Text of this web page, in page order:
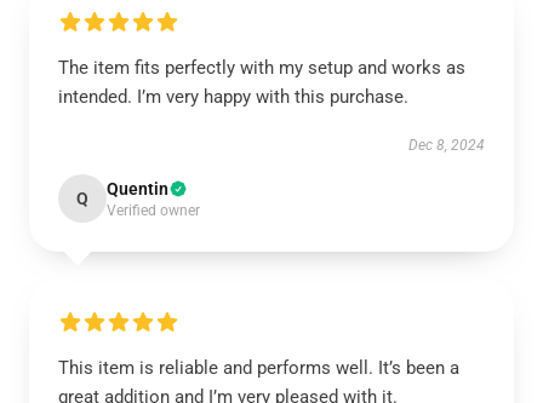
The item fits perfectly with my setup and works as
intended. I’m very happy with this purchase.
Dec 8, 2024
Q Quentin
Verified owner
This item is reliable and performs well. It’s been a
great addition and I’m very pleased with it.